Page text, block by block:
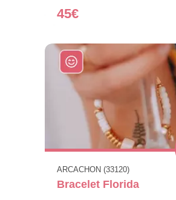
45€
ARCACHON (33120)
Bracelet Florida